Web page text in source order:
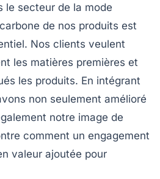
le secteur de la mode
de nos produits est
Nos clients veulent
les matières premières et
les produits. En intégrant
non seulement amélioré
notre image de
comment un engagement
valeur ajoutée pour